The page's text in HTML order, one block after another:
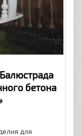
бетона
для